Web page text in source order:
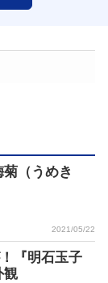
菊（うめき
2021/05/22
『明石玉子
観